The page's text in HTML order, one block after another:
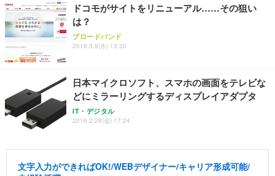
ドコモがサイトをリニューアル……その狙い
は？
ブロードバンド
2016.3.9(水) 13:30
日本マイクロソフト、スマホの画面をテレビな
どにミラーリングするディスプレイアダプタ
IT・デジタル
2016.2.26(金) 17:24
文字入力ができればOK!/WEBデザイナー/キャリア形成可能/